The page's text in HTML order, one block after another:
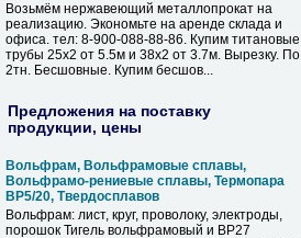
Возьмём нержавеющий металлопрокат на
реализацию. Экономьте на аренде склада и
офиса. тел: 8-900-088-88-86. Купим титановые
трубы 25х2 от 5.5м и 38х2 от 3.7м. Вырезку. По
2тн. Бесшовные. Купим бесшов...
Предложения на поставку
продукции, цены
Вольфрам, Вольфрамовые сплавы,
Вольфрамо-рениевые сплавы, Термопара
ВР5/20, Твердосплавов
Вольфрам: лист, круг, проволоку, электроды,
порошок Тигель вольфрамовый и ВР27